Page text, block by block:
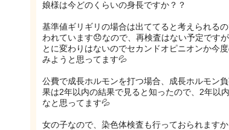
娘様は今どのくらいの身長ですか？？
基準値ギリギリの場合は出ててると考えられる
われています😞なので、再検査はない予定です
とに変わりはないのでセカンドオピニオンか今
みようと思ってます💦
公費で成長ホルモンを打つ場合、成長ホルモン
果は2年以内の結果で見ると知ったので、2年以
なと思ってます💦
女の子なので、染色体検査も行っておられます